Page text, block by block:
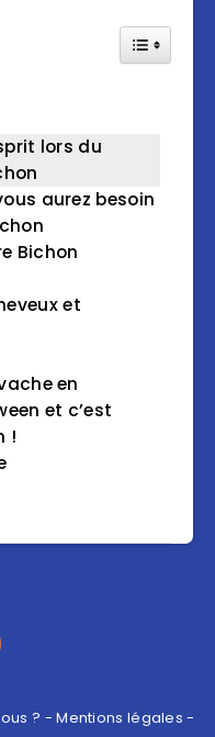
Toggle
lors du
aurez besoin
Bichon
et
en
et c’est
!
? -Mentions légales -